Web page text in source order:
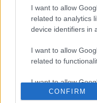
I want to allow
related to analytics
device identifiers in
I want to allow
related to
I want to allow
related toCONFIRM
- Hétfő
kértek majd az
megteszem,
Atya a Fiúban!"